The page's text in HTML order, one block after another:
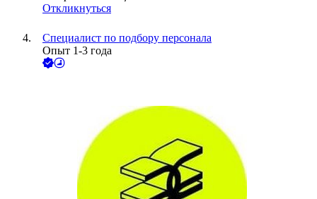
Откликнуться
Специалист по подбору персонала
Опыт 1-3 года